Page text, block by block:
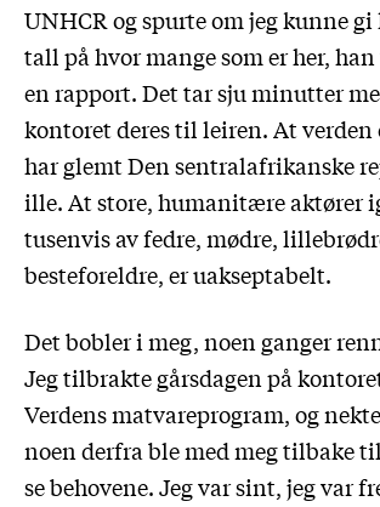
UNHCR og spurte om jeg kunne
tall på hvor mange som er her,
en rapport. Det tar sju minutter
kontoret deres til leiren. At verden
har glemt Den sentralafrikanske
ille. At store, humanitære aktører
tusenvis av fedre, mødre,
besteforeldre, er uakseptabelt.
Det bobler i meg, noen ganger
Jeg tilbrakte gårsdagen på
Verdens matvareprogram, og
noen derfra ble med meg tilbake
se behovene. Jeg var sint, jeg var